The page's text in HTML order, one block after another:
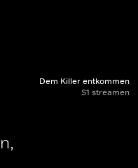
Dem Killer entkommen
S1 streamen